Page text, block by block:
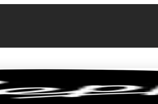
Firmenkunden Sale